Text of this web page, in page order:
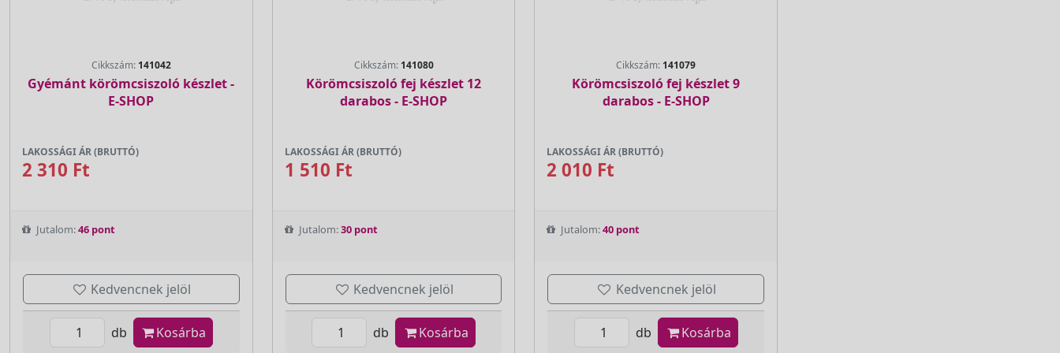
Cikkszám: 141042
Gyémánt körömcsiszoló készlet -
E-SHOP
LAKOSSÁGI ÁR (BRUTTÓ)
2 310 Ft
Jutalom:46 pont
Kedvencnek jelöl
db Kosárba
Cikkszám: 141080
Körömcsiszoló fej készlet 12
darabos - E-SHOP
LAKOSSÁGI ÁR (BRUTTÓ)
1 510 Ft
Jutalom:30 pont
Kedvencnek jelöl
db Kosárba
Cikkszám: 141079
Körömcsiszoló fej készlet 9
darabos - E-SHOP
LAKOSSÁGI ÁR (BRUTTÓ)
2 010 Ft
Jutalom:40 pont
Kedvencnek jelöl
db Kosárba